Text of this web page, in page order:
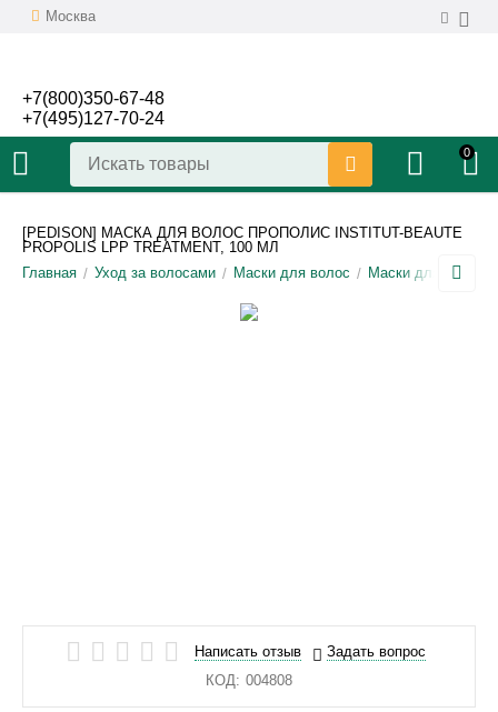
Москва
+7(800)350-67-48
+7(495)127-70-24
0
[PEDISON] МАСКА ДЛЯ ВОЛОС ПРОПОЛИС INSTITUT-BEAUTE
PROPOLIS LPP TREATMENT, 100 МЛ
Главная / Уход за волосами / Маски для волос / Маски для волос
Написать отзыв
Задать вопрос
КОД: 004808